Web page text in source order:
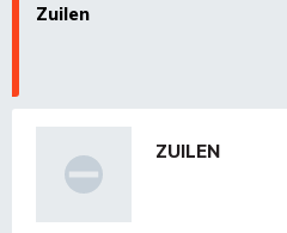
Zuilen
ZUILEN